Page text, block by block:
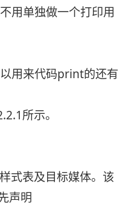
用单独做一个打印用
用来代码print的还有
所示。
式表及目标媒体。该
声明